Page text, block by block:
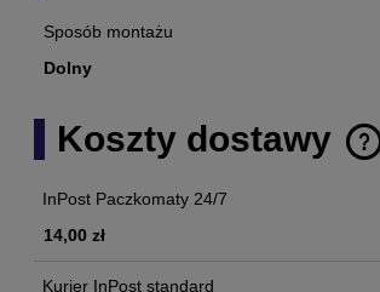
Sposób montażu
Dolny
Koszty dostawy
Cena nie zawiera ewentualnych kosztów
InPost Paczkomaty 24/7
14,00 zł
Kurier InPost standard